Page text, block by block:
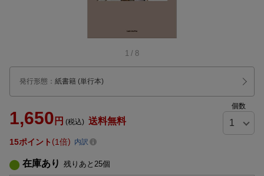
1 / 8
発行形態 ： 紙書籍 (単行本)
1,650 円 (税込) 送料無料
個数
15ポイント 1倍 内訳
在庫あり 残りあと 25個